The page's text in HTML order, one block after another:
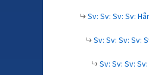
Sv: Sv: Sv: Sv:
Sv: Sv: Sv: Sv:
Sv: Sv: Sv: